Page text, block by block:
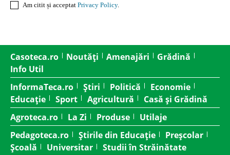
Am citit și acceptat Privacy Policy.
Casoteca.ro Noutăți Amenajări
Grădină
Info Util
InformaTeca.ro
Știri Politică
Economie
Educație
Sport Agricultură
Casă și Grădină
Agroteca.ro
La Zi Produse
Utilaje
Pedagoteca.ro
Știrile din Educație
Preșcolar
Școală
Universitar
Studii în Străinătate